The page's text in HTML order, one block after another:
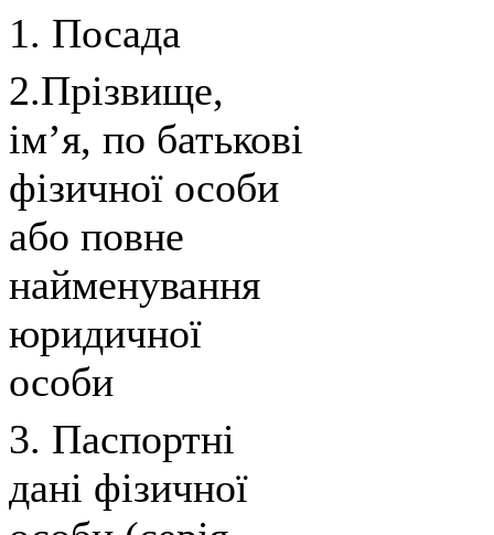
1. Посада
2.Прізвище,
ім’я, по батькові
фізичної особи
або повне
найменування
юридичної
особи
3. Паспортні
дані фізичної